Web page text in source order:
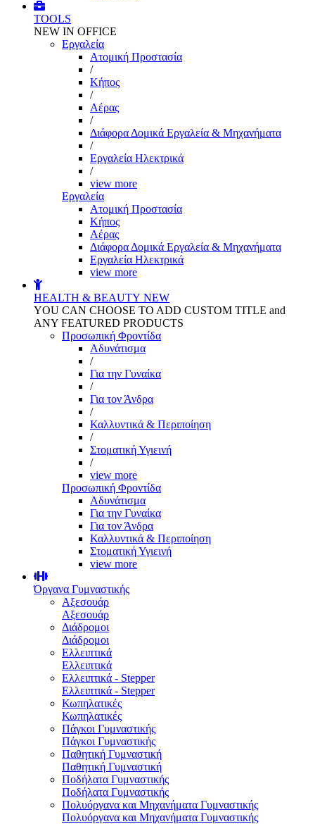
TOOLS
NEW IN OFFICE
Εργαλεία
Aτομική Προστασία
/
Kήπος
/
Αέρας
/
Διάφορα Δομικά Εργαλεία & Μηχανήματα
/
Εργαλεία Ηλεκτρικά
/
view more
Εργαλεία
Aτομική Προστασία
Kήπος
Αέρας
Διάφορα Δομικά Εργαλεία & Μηχανήματα
Εργαλεία Ηλεκτρικά
view more
HEALTH & BEAUTY NEW
YOU CAN CHOOSE TO ADD CUSTOM TITLE and
ANY FEATURED PRODUCTS
Προσωπική Φροντίδα
Αδυνάτισμα
/
Για την Γυναίκα
/
Για τον Άνδρα
/
Καλλυντικά & Περιποίηση
/
Στοματική Υγιεινή
/
view more
Προσωπική Φροντίδα
Αδυνάτισμα
Για την Γυναίκα
Για τον Άνδρα
Καλλυντικά & Περιποίηση
Στοματική Υγιεινή
view more
Όργανα Γυμναστικής
Αξεσουάρ
Αξεσουάρ
Διάδρομοι
Διάδρομοι
Ελλειπτικά
Ελλειπτικά
Ελλειπτικά - Stepper
Ελλειπτικά - Stepper
Κωπηλατικές
Κωπηλατικές
Πάγκοι Γυμναστικής
Πάγκοι Γυμναστικής
Παθητική Γυμναστική
Παθητική Γυμναστική
Ποδήλατα Γυμναστικής
Ποδήλατα Γυμναστικής
Πολυόργανα και Μηχανήματα Γυμναστικής
Πολυόργανα και Μηχανήματα Γυμναστικής